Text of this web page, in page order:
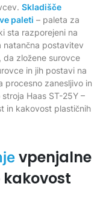
Skladišče
paleti – paleta za
sta razporejeni na
natančna postavitev
zložene surovce
in jih postavi na
procesno zanesljivo in
Haas ST-25Y –
in kakovost plastičnih
vpenjalne